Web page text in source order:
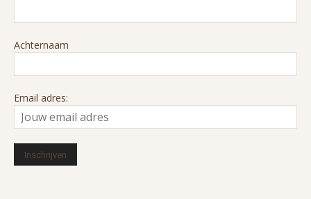
Achternaam
Email adres: